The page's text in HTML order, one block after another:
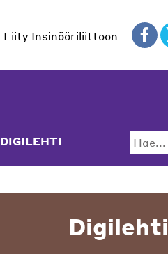
Liity Insinööriliittoon
DIGILEHTI Hae...
Digilehti